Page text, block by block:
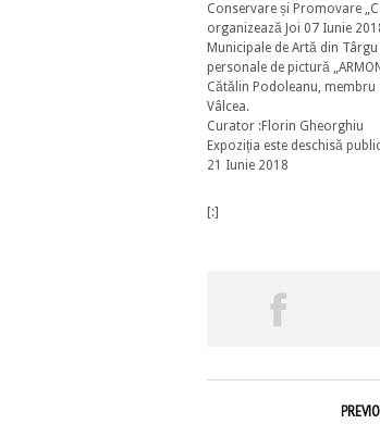
Conservare și Promovare
organizează Joi 07 Iunie
Municipale de Artă din
personale de pictură
Cătălin Podoleanu, membru
Vâlcea.
Curator :Florin Gheorghiu
Expoziția este deschisă
21 Iunie 2018
[:]